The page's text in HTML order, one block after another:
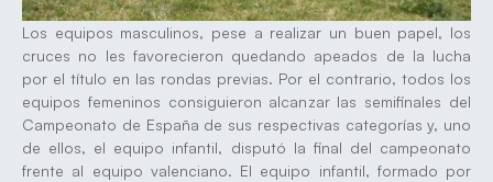
Los equipos masculinos, pese a realizar un buen papel, los
cruces no les favorecieron quedando apeados de la lucha
por el título en las rondas previas. Por el contrario, todos los
equipos femeninos consiguieron alcanzar las semifinales del
Campeonato de España de sus respectivas categorías y, uno
de ellos, el equipo infantil, disputó la final del campeonato
frente al equipo valenciano. El equipo infantil, formado por